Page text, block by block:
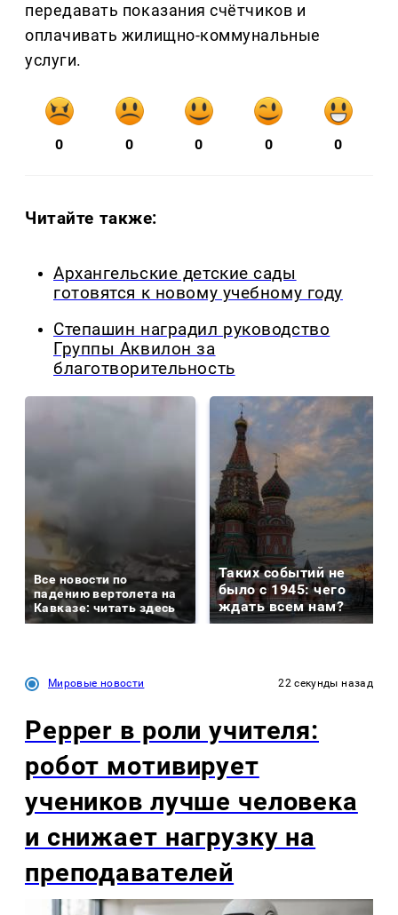
передавать показания счётчиков и
оплачивать жилищно-коммунальные
услуги.
0 0 0 0 0
Читайте также:
Архангельские детские сады
готовятся к новому учебному году
Степашин наградил руководство
Группы Аквилон за
благотворительность
Все новости по
падению вертолета на
Кавказе: читать здесь
Таких событий не
было с 1945: чего
ждать всем нам?
Мировые новости 22 секунды назад
Pepper в роли учителя:
робот мотивирует
учеников лучше человека
и снижает нагрузку на
преподавателей